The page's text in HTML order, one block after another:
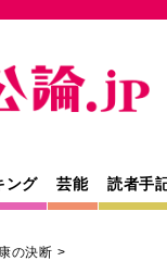
ング 芸能 読者手
の決断